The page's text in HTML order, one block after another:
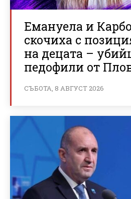
Емануела и
скочиха с
на децата –
педофили от
СЪБОТА, 8 АВГУСТ 2026